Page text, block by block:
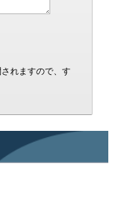
れますので、す